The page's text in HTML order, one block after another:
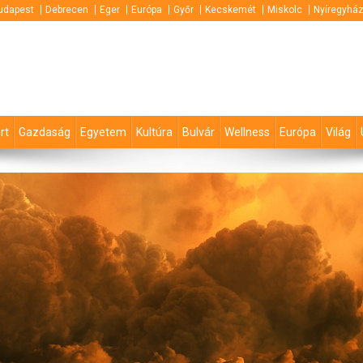
Debrecen Eger Európa Győr Kecskemét Miskolc
Gazdaság Egyetem Kultúra Bulvár Wellness Európa Világ